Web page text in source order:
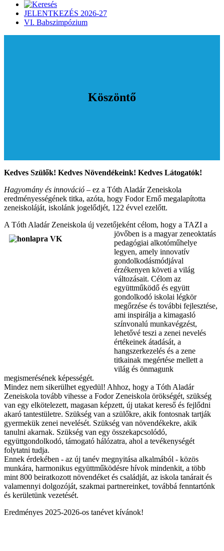
JELENTKEZÉS 2026-27
VI. Babszimpózium
Köszöntő
Kedves Szülők! Kedves Növendékeink! Kedves Látogatók!
Hagyomány és innováció – ez a Tóth Aladár Zeneiskola
eredményességének titka, azóta, hogy Fodor Ernő megalapította
zeneiskoláját, iskolánk jogelődjét, 122 évvel ezelőtt.
A Tóth Aladár Zeneiskola új vezetőjeként célom, hogy a TAZI a
jövőben is a magyar zeneoktatás
pedagógiai alkotóműhelye
legyen, amely innovatív
gondolkodásmódjával
érzékenyen követi a világ
változásait. Célom az
együttműködő és együtt
gondolkodó iskolai légkör
megőrzése és további fejlesztése,
ami inspirálja a kimagasló
színvonalú munkavégzést,
lehetővé teszi a zenei nevelés
értékeinek átadását, a
hangszerkezelés és a zene
titkainak megértése mellett a
világ és önmagunk
megismerésének képességét.
Mindez nem sikerülhet egyedül! Ahhoz, hogy a Tóth Aladár
Zeneiskola tovább vihesse a Fodor Zeneiskola örökségét, szükség
van egy elkötelezett, magasan képzett, új utakat kereső és fejlődni
akaró tantestületre. Szükség van a szülőkre, akik fontosnak tartják
gyermekük zenei nevelését. Szükség van növendékekre, akik
tanulni akarnak. Szükség van egy összekapcsolódó,
együttgondolkodó, támogató hálózatra, ahol a tevékenységét
folytatni tudja.
Ennek érdekében - az új tanév megnyitása alkalmából - közös
munkára, harmonikus együttműködésre hívok mindenkit, a több
mint 800 beiratkozott növendéket és családját, az iskola tanárait és
valamennyi dolgozóját, szakmai partnereinket, továbbá fenntartónk
és kerületünk vezetését.
Eredményes 2025-2026-os tanévet kívánok!